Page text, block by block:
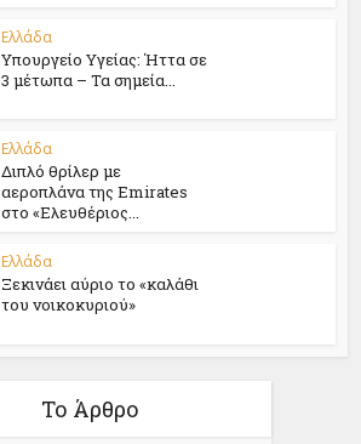
Ελλάδα
Υπουργείο Υγείας: Ήττα σε
3 μέτωπα – Τα σημεία...
Ελλάδα
Διπλό θρίλερ με
αεροπλάνα της Emirates
στο «Ελευθέριος...
Ελλάδα
Ξεκινάει αύριο το «καλάθι
του νοικοκυριού»
Το Άρθρο